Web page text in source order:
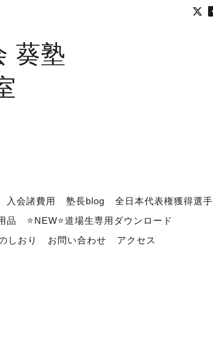
葵塾
入会諸費用 塾長blog
全日本代表権獲得選手
品
⭐NEW⭐道場生専用ダウンロード
しおり お問い合わせ アクセス